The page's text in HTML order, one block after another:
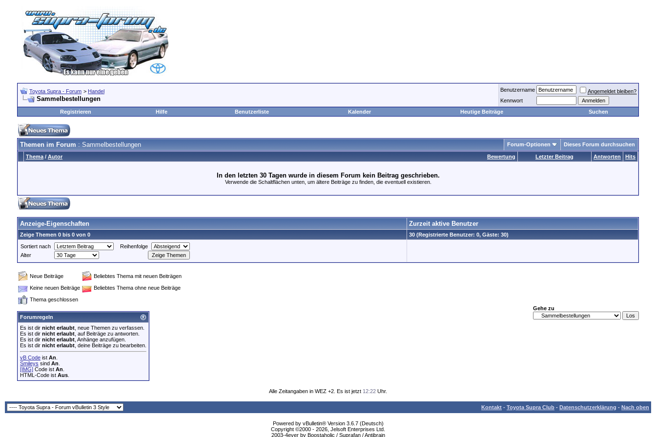
Toyota Supra - Forum > Handel
Sammelbestellungen
Benutzername
Angemeldet bleiben?
Kennwort
Registrieren
Hilfe Benutzerliste Kalender Heutige Beiträge Suchen
Themen im Forum : Sammelbestellungen Forum-Optionen Dieses Forum durchsuchen
Bewertung
Thema / Autor Letzter Beitrag Antworten Hits
In den letzten 30 Tagen wurde in diesem Forum kein Beitrag geschrieben.
Verwende die Schaltflächen unten, um ältere Beiträge zu finden, die eventuell existieren.
Anzeige-Eigenschaften Zurzeit aktive Benutzer
Zeige Themen 0 bis 0 von 0
30 (Registrierte Benutzer: 0, Gäste: 30)
Sortiert nach
Reihenfolge
Alter
Neue Beiträge
Beliebtes Thema mit neuen Beiträgen
Keine neuen Beiträge
Beliebtes Thema ohne neue Beiträge
Thema geschlossen
Forumregeln
Es ist dir nicht erlaubt , neue Themen zu verfassen.
Es ist dir nicht erlaubt , auf Beiträge zu antworten.
Es ist dir nicht erlaubt , Anhänge anzufügen.
Es ist dir nicht erlaubt , deine Beiträge zu bearbeiten.
vB Code ist An
Smileys sind An
[IMG] Code ist An
HTML-Code ist Aus
Gehe zu
Alle Zeitangaben in WEZ +2. Es ist jetzt 12:22 Uhr.
Kontakt - Toyota Supra Club - Datenschutzerklärung - Nach oben
Powered by vBulletin® Version 3.6.7 (Deutsch)
Copyright ©2000 - 2026, Jelsoft Enterprises Ltd.
2003-4ever by Boostaholic / Suprafan / Antibrain